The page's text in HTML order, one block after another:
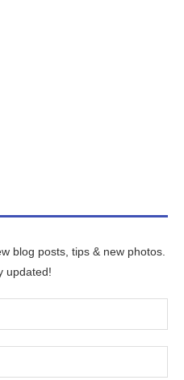
blog posts, tips & new photos.
updated!